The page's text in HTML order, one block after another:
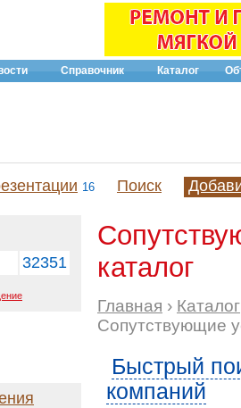
Справочник Каталог
16 Поиск
32351
каталог
Главная › Каталог
Сопутствующие
Быстрый
компаний